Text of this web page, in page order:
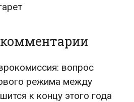
вопрос
режима между
к концу этого года